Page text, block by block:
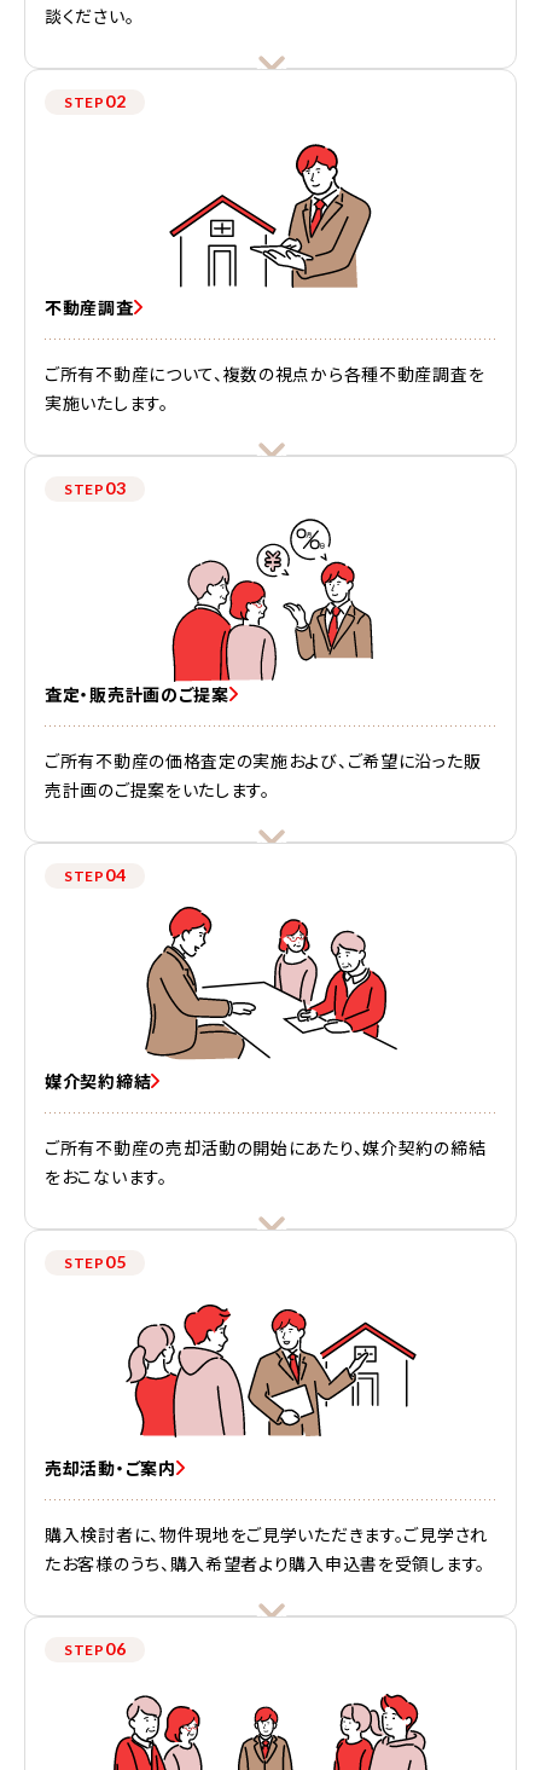
談ください。
STEP 02
不動産調査
ご所有不動産について、複数の視点から各種不動産調査を
実施いたします。
STEP 03
査定・販売計画のご提案
ご所有不動産の価格査定の実施および、ご希望に沿った販
売計画のご提案をいたします。
STEP 04
媒介契約締結
ご所有不動産の売却活動の開始にあたり、媒介契約の締結
をおこないます。
STEP 05
売却活動・ご案内
購入検討者に、物件現地をご見学いただきます。ご見学され
たお客様のうち、購入希望者より購入申込書を受領します。
STEP 06